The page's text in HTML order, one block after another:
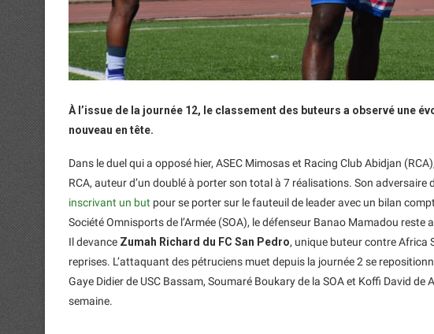
À l’issue de la journée 12, le classement des buteurs a observé une
nouveau en tête.
Dans le duel qui a opposé hier, ASEC Mimosas et Racing Club Abidjan
RCA, auteur d’un doublé à porter son total à 7 réalisations. Son
inscrivant un but pour se porter sur le fauteuil de leader avec un bilan
Société Omnisports de l’Armée (SOA), le défenseur Banao Mamadou
Il devance Zumah Richard du FC San Pedro, unique buteur contre Africa
reprises. L’attaquant des pétruciens muet depuis la journée 2 se
Gaye Didier de USC Bassam, Soumaré Boukary de la SOA et Koffi David de
semaine.